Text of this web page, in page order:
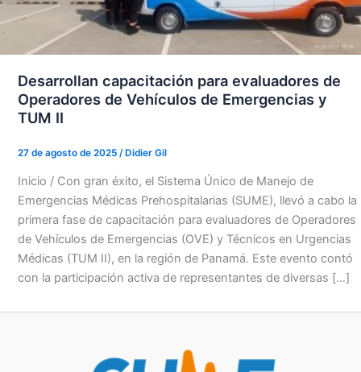
Desarrollan capacitación para evaluadores de
Operadores de Vehículos de Emergencias y
TUM II
27 de agosto de 2025 / Didier Gil
Inicio / Con gran éxito, el Sistema Único de Manejo de
Emergencias Médicas Prehospitalarias (SUME), llevó a cabo la
primera fase de capacitación para evaluadores de Operadores
de Vehículos de Emergencias (OVE) y Técnicos en Urgencias
Médicas (TUM II), en la región de Panamá. Este evento contó
con la participación activa de representantes de diversas […]